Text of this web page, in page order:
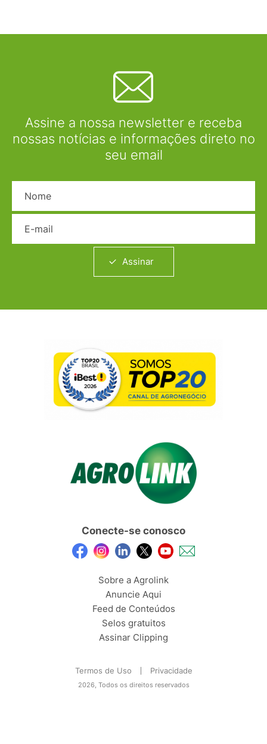
Assine a nossa newsletter e receba
nossas notícias e informações direto no
seu email
Assinar
Conecte-se conosco
Sobre a Agrolink
Anuncie Aqui
Feed de Conteúdos
Selos gratuitos
Assinar Clipping
Termos de Uso Privacidade
2026, Todos os direitos reservados